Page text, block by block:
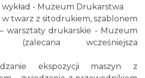
wykład - Muzeum Drukarstwa
w twarz z sitodrukiem, szablonem
warsztaty drukarskie - Muzeum
(zalecana wcześniejsza
ekspozycji maszyn z